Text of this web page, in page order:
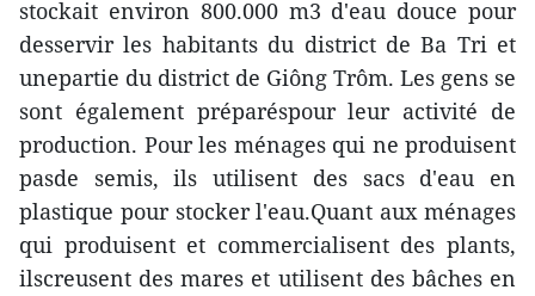
stockait environ 800.000 m3 d'eau douce pour
desservir les habitants du district de Ba Tri et
unepartie du district de Giông Trôm. Les gens se
sont également préparéspour leur activité de
production. Pour les ménages qui ne produisent
pasde semis, ils utilisent des sacs d'eau en
plastique pour stocker l'eau.Quant aux ménages
qui produisent et commercialisent des plants,
ilscreusent des mares et utilisent des bâches en